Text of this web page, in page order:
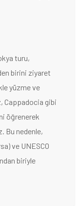
turu,
birini ziyaret
yüzme ve
Cappadocia gibi
öğrenerek
Bu nedenle,
ve UNESCO
biriyle